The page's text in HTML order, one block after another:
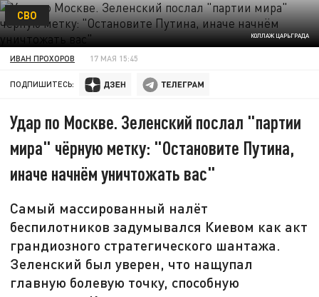
КОЛЛАЖ ЦАРЬГРАДА
СВО
ИВАН ПРОХОРОВ 17 МАЯ 15:45
ПОДПИШИТЕСЬ:
Удар по Москве. Зеленский послал "партии
мира" чёрную метку: "Остановите Путина,
иначе начнём уничтожать вас"
Самый массированный налёт
беспилотников задумывался Киевом как акт
грандиозного стратегического шантажа.
Зеленский был уверен, что нащупал
главную болевую точку, способную